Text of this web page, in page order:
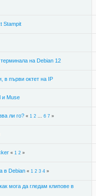
Stampit
на Debian 12
в първи октет на IP
и Muse
ли го? « 1 2... 6 7»
« 1 2»
в Debian « 1 2 3 4»
мога да гледам клипове в